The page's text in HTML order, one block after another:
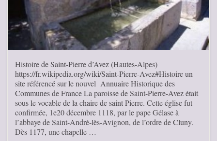
Histoire de Saint-Pierre d’Avez (Hautes-Alpes)
https://fr.wikipedia.org/wiki/Saint-Pierre-Avez#Histoire un
site référencé sur le nouvel Annuaire Historique des
Communes de France La paroisse de Saint-Pierre-Avez était
sous le vocable de la chaire de saint Pierre. Cette église fut
confirmée, 1e20 décembre 1118, par le pape Gélase à
l’abbaye de Saint-André-lès-Avignon, de l’ordre de Cluny.
Dès 1177, une chapelle …